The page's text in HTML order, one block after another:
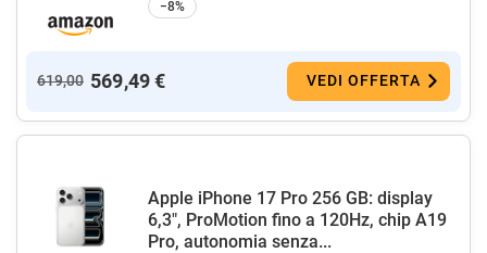
−8%
619,00 569,49 € VEDI OFFERTA
Apple iPhone 17 Pro 256 GB: display
6,3", ProMotion fino a 120Hz, chip A19
Pro, autonomia senza...